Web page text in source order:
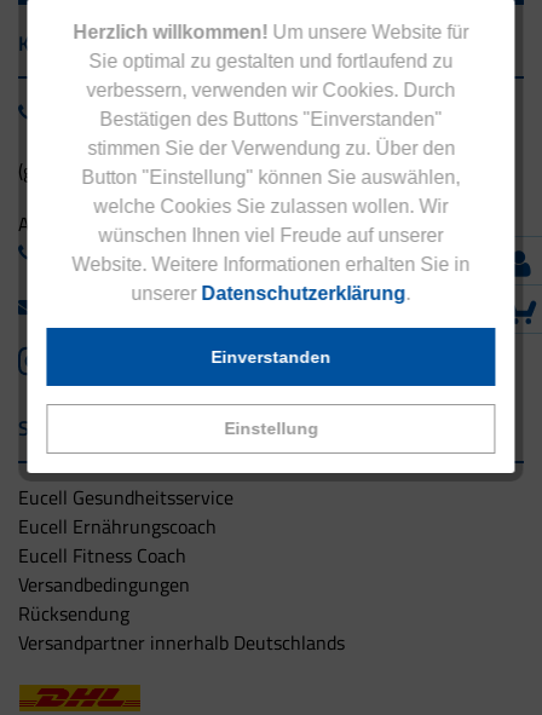
Herzlich willkommen! Um unsere Website für
Sie optimal zu gestalten und fortlaufend zu
verbessern, verwenden wir Cookies. Durch
Bestätigen des Buttons "Einverstanden"
stimmen Sie der Verwendung zu. Über den
Button "Einstellung" können Sie auswählen,
welche Cookies Sie zulassen wollen. Wir
wünschen Ihnen viel Freude auf unserer
Website. Weitere Informationen erhalten Sie in
unserer Datenschutzerklärung.
Einstellung
Einverstanden
Kontakt
0800 - 1 38 23 55
(gebührenfrei aus Deutschland)
Ausland:
+49 - 5042 940 660
info@eucell.de
Service & Versand
Eucell Gesundheitsservice
Eucell Ernährungscoach
Eucell Fitness Coach
Versandbedingungen
Rücksendung
Versandpartner innerhalb Deutschlands